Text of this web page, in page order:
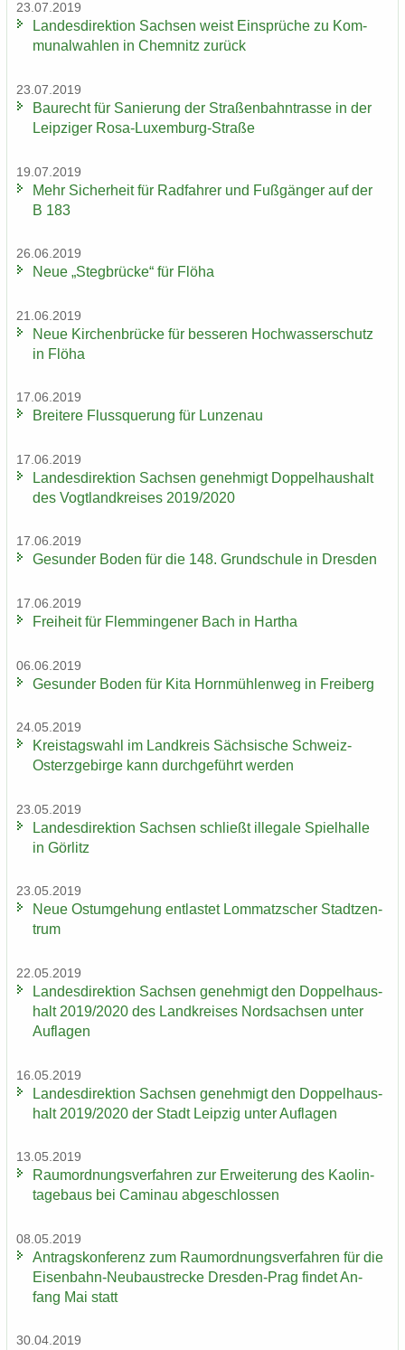
23.07.2019
Lan­des­di­rek­ti­on Sach­sen weist Ein­sprü­che zu Kom­
mu­nal­wah­len in Chem­nitz zu­rück
23.07.2019
Bau­recht für Sa­nie­rung der Stra­ßen­bahn­tras­se in der
Leip­zi­ger Rosa-​Luxemburg-Straße
19.07.2019
Mehr Si­cher­heit für Rad­fah­rer und Fuß­gän­ger auf der
B 183
26.06.2019
Neue „Steg­brü­cke“ für Flöha
21.06.2019
Neue Kir­chen­brü­cke für bes­se­ren Hoch­was­ser­schutz
in Flöha
17.06.2019
Brei­te­re Fluss­que­rung für Lun­zen­au
17.06.2019
Lan­des­di­rek­ti­on Sach­sen ge­neh­migt Dop­pel­haus­halt
des Vogt­land­krei­ses 2019/2020
17.06.2019
Ge­sun­der Boden für die 148. Grund­schu­le in Dres­den
17.06.2019
Frei­heit für Flem­min­ge­ner Bach in Har­tha
06.06.2019
Ge­sun­der Boden für Kita Horn­müh­len­weg in Frei­berg
24.05.2019
Kreis­tags­wahl im Land­kreis Säch­si­sche Schweiz-​
Osterzgebirge kann durch­ge­führt wer­den
23.05.2019
Lan­des­di­rek­ti­on Sach­sen schließt il­le­ga­le Spiel­hal­le
in Gör­litz
23.05.2019
Neue Ost­um­ge­hung ent­las­tet Lom­matz­scher Stadt­zen­
trum
22.05.2019
Lan­des­di­rek­ti­on Sach­sen ge­neh­migt den Dop­pel­haus­
halt 2019/2020 des Land­krei­ses Nord­sach­sen unter
Auf­la­gen
16.05.2019
Lan­des­di­rek­ti­on Sach­sen ge­neh­migt den Dop­pel­haus­
halt 2019/2020 der Stadt Leip­zig unter Auf­la­gen
13.05.2019
Raum­ord­nungs­ver­fah­ren zur Er­wei­te­rung des Kao­lin­
ta­ge­baus bei Ca­min­au ab­ge­schlos­sen
08.05.2019
An­trags­kon­fe­renz zum Raum­ord­nungs­ver­fah­ren für die
Eisenbahn-​Neubaustrecke Dresden-​Prag fin­det An­
fang Mai statt
30.04.2019